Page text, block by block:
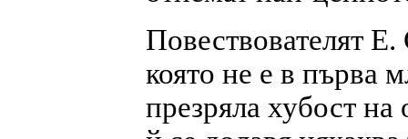
Повествователят
която не е в първа
презряла хубост